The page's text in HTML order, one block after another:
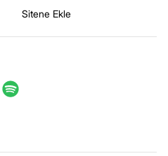
Sitene Ekle